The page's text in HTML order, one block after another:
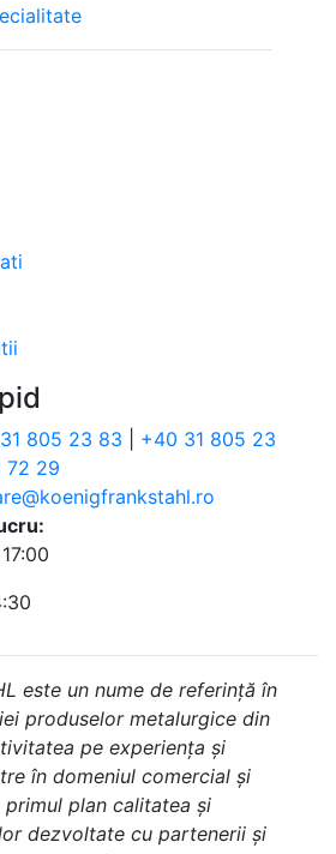
805 23 83
+40 31 805 23
72 29
este un nume de referință în
produselor metalurgice din
pe experiența și
în domeniul comercial și
plan calitatea și
dezvoltate cu partenerii și